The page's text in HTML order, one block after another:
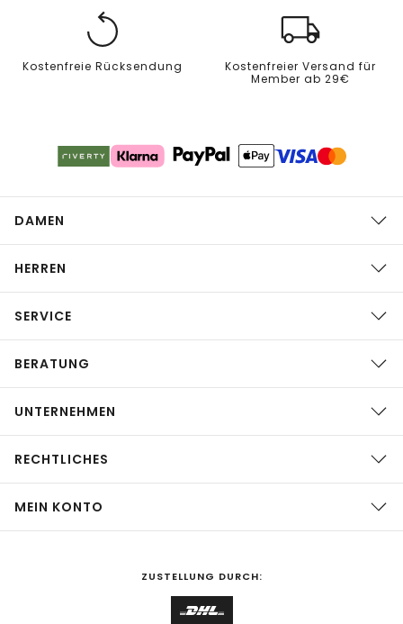
Kostenfreie Rücksendung
Kostenfreier Versand für
Member ab 29€
DAMEN
HERREN
SERVICE
BERATUNG
UNTERNEHMEN
RECHTLICHES
MEIN KONTO
ZUSTELLUNG DURCH: